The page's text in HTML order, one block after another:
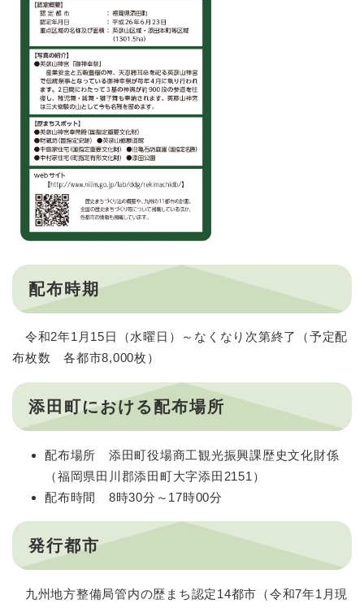
配布時期
令和2年1月15日（水曜日）～なくなり次第終了（予定配
布枚数 各都市8,000枚）
添田町における配布場所
配布場所 添田町役場商工観光振興課歴史文化財係
（福岡県田川郡添田町大字添田2151）
配布時間 8時30分～17時00分
発行都市
九州地方整備局管内の歴まち認定14都市（令和7年1月現